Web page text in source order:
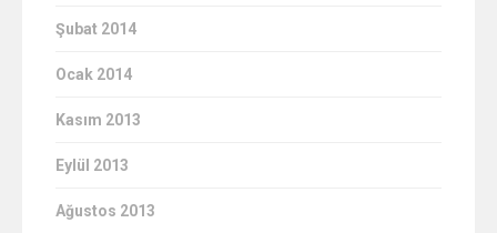
Şubat 2014
Ocak 2014
Kasım 2013
Eylül 2013
Ağustos 2013